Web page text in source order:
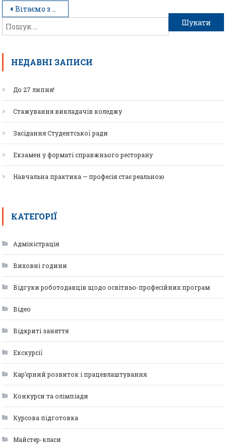
Вітаємо з 8 Березня!
НЕДАВНІ ЗАПИСИ
До 27 липня!
Стажування викладачів коледжу
Засідання Студентської ради
Екзамен у форматі справжнього ресторану
Навчальна практика — професія стає реальною
КАТЕГОРІЇ
Адміністрація
Виховні години
Відгуки роботодавців щодо освітньо-професійних програм
Відео
Відкриті заняття
Екскурсії
Кар’єрний розвиток і працевлаштування
Конкурси та олімпіади
Курсова підготовка
Майстер-класи